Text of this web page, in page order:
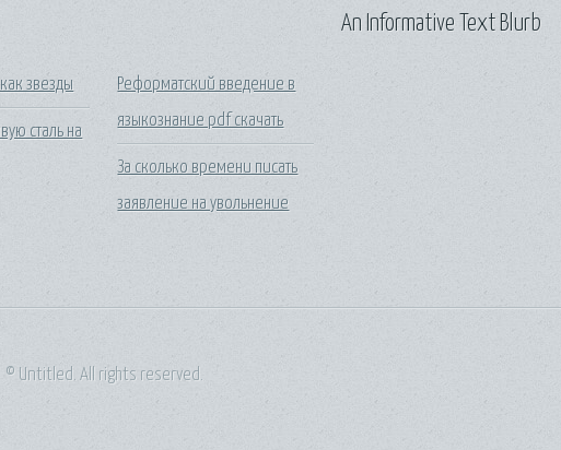
звезды
сталь на
Реформатский введение в
языкознание pdf скачать
За сколько времени писать
заявление на увольнение
An Informative Text Blurb
© Untitled. All rights reserved.